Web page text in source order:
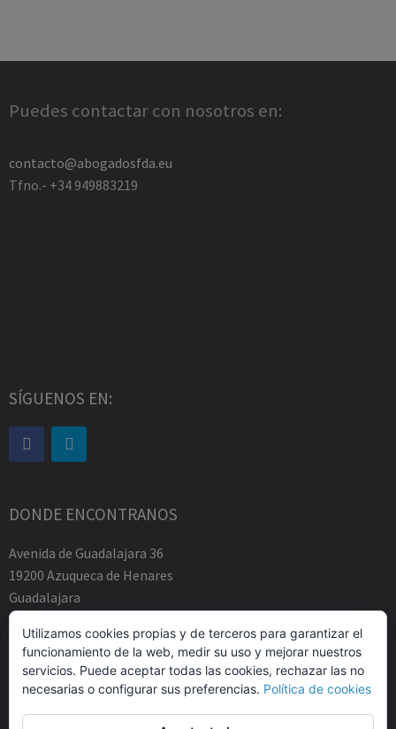
Puedes contactar con nosotros en:
contacto@abogadosfda.eu
Tfno.- +34 949883219
SÍGUENOS EN:
DONDE ENCONTRANOS
Avenida de Guadalajara 36
19200 Azuqueca de Henares
Guadalajara
Tfno.-+34 949883219
contacto@abogadosfda.eu
Mañanas de 10:00a 14:00
Tardes de 17:00 a 20:00
Utilizamos cookies propias y de terceros para garantizar el
funcionamiento de la web, medir su uso y mejorar nuestros
servicios. Puede aceptar todas las cookies, rechazar las no
necesarias o configurar sus preferencias. Política de cookies